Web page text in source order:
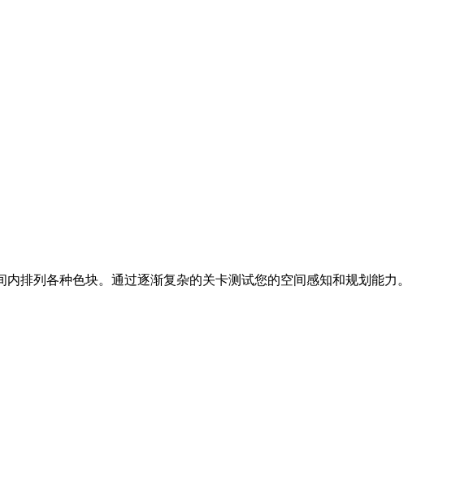
排列各种色块。通过逐渐复杂的关卡测试您的空间感知和规划能力。